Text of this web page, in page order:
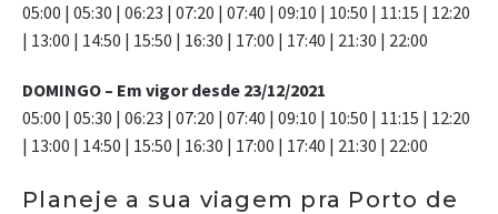
05:00 | 05:30 | 06:23 | 07:20 | 07:40 | 09:10 | 10:50 | 11:15 | 12:20
| 13:00 | 14:50 | 15:50 | 16:30 | 17:00 | 17:40 | 21:30 | 22:00
DOMINGO – Em vigor desde 23/12/2021
05:00 | 05:30 | 06:23 | 07:20 | 07:40 | 09:10 | 10:50 | 11:15 | 12:20
| 13:00 | 14:50 | 15:50 | 16:30 | 17:00 | 17:40 | 21:30 | 22:00
Planeje a sua viagem pra Porto de